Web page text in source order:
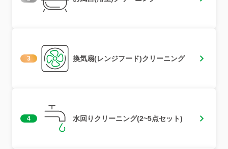
3 換気扇(レンジフード)クリーニング
4 水回りクリーニング(2~5点セット)